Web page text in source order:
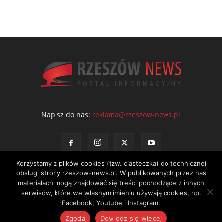
Napisz do nas: reklama@rzeszow-news.pl
Kontakt Polityka prywatności Regulamin portalu
© NEWS Sp. z o.o. - wydawca portalu Rzeszów News. Wszystkie prawa
Korzystamy z plików cookies (tzw. ciasteczka) do technicznej
obsługi strony rzeszow-news.pl. W publikowanych przez nas
materiałach mogą znajdować się treści pochodzące z innych
serwisów, które we własnym imieniu używają cookies, np.
Facebook, Youtube i Instagram.
Zgoda
Dowiedz się więcej